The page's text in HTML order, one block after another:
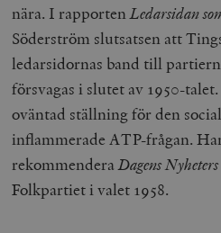
nära. I rapportenLedarsidan
Söderström slutsatsen att
ledarsidornas band till
försvagas i slutet av 1950-
oväntad ställning för den
inflammerade ATP-frågan.
rekommenderaDagens Nyheters
Folkpartiet i valet 1958.